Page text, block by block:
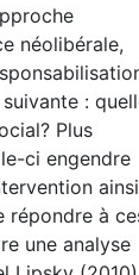
néolibérale,
:
Plus
ci engendre
ainsi
répondre à
une analyse